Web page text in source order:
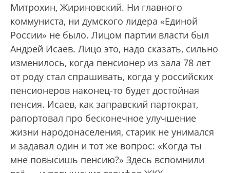
Митрохин, Жириновский. Ни главного
коммуниста, ни думского лидера «Единой
России» не было. Лицом партии власти был
Андрей Исаев. Лицо это, надо сказать, сильно
изменилось, когда пенсионер из зала 78 лет
от роду стал спрашивать, когда у российских
пенсионеров наконец-то будет достойная
пенсия. Исаев, как заправский партократ,
рапортовал про бесконечное улучшение
жизни народонаселения, старик не унимался
и задавал один и тот же вопрос: «Когда ты
мне повысишь пенсию?» Здесь вспомнили